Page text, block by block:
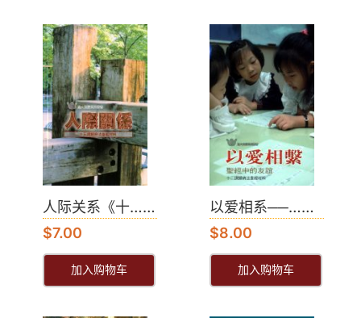
人际关系《十……
$7.00
加入购物车
以爱相系──……
$8.00
加入购物车